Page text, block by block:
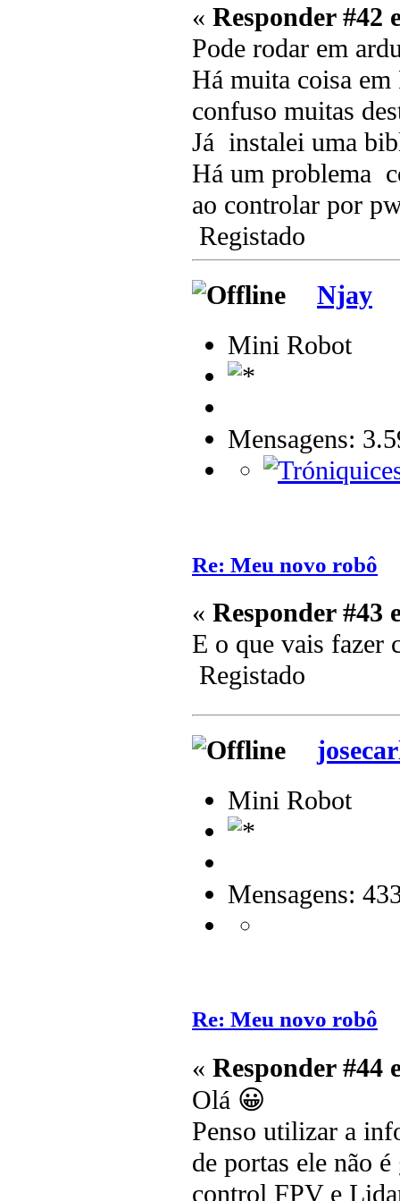
« Responder #42
Pode rodar em
Há muita coisa
confuso muitas
Já instalei uma
Há um problema
ao controlar por
Registado
Njay
Mini Robot
Mensagens:
Re: Meu novo robô
« Responder #43
E o que vais fazer
Registado
Mini Robot
Mensagens:
Re: Meu novo robô
« Responder #44
Olá 😀
Penso utilizar a
de portas ele não
control FPV e